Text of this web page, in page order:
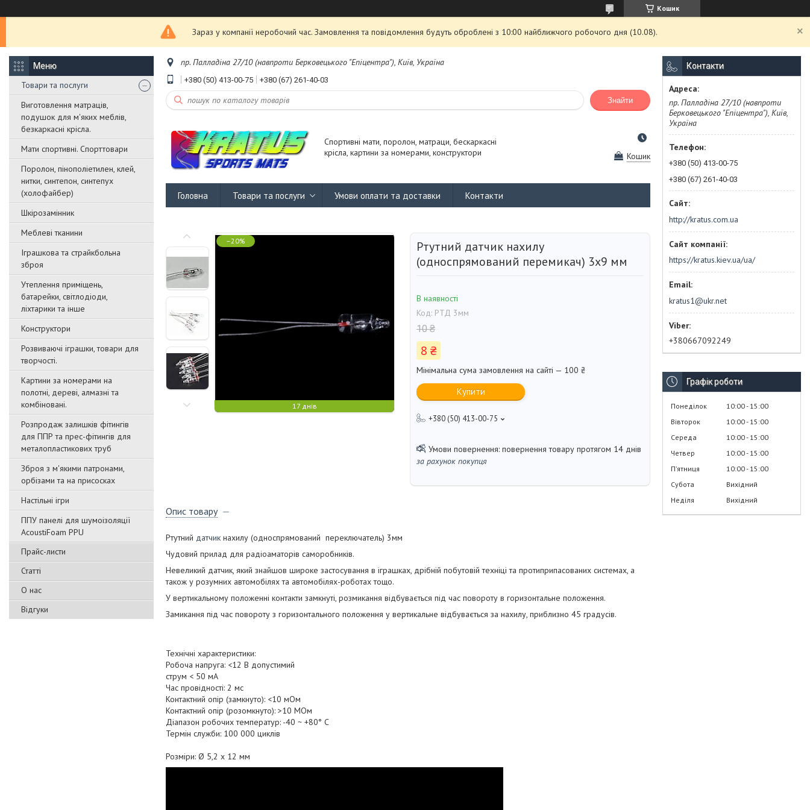
Кошик
Зараз у компанії неробочий час. Замовлення та повідомлення будуть оброблені з 10:00 найближчого робочого дня (10.08).
Товари та послуги
Виготовлення матраців,
подушок для м'яких меблів,
безкаркасні крісла.
Мати спортивні. Спорттовари
Поролон, пінополіетилен, клей,
нитки, синтепон, синтепух
(холофайбер)
Шкірозамінник
Меблеві тканини
Іграшкова та страйкбольна
зброя
Утеплення приміщень,
батарейки, світлодіоди,
ліхтарики та інше
Конструктори
Розвиваючі іграшки, товари для
творчості.
Картини за номерами на
полотні, дереві, алмазні та
комбіновані.
Розпродаж залишків фітингів
для ППР та прес-фітингів для
металопластикових труб
Зброя з м'якими патронами,
орбізами та на присосках
Настільні ігри
ППУ панелі для шумоізоляції
AcoustiFoam PPU
Прайс-листи
Статті
О нас
Відгуки
пр. Палладіна 27/10 (навпроти Берковецького "Епіцентра"), Київ, Україна
+380 (50) 413-00-75 +380 (67) 261-40-03
Знайти
Спортивні мати, поролон, матраци, бескаркасні
крісла, картини за номерами, конструктори
Кошик
Головна Товари та послуги Умови оплати та доставки Контакти
–20%
17 днів
Ртутний датчик нахилу
(односпрямований перемикач) 3х9 мм
В наявності
Код: РТД 3мм
10 ₴
8 ₴
Мінімальна сума замовлення на сайті — 100 ₴
Купити
+380 (50) 413-00-75
повернення товару протягом 14 днів
за рахунок покупця
Опис товару
Ртутний датчик нахилу (односпрямований переключатель) 3мм
Чудовий прилад для радіоаматорів саморобників.
Невеликий датчик, який знайшов широке застосування в іграшках, дрібній побутовій техніці та протиприпасованих системах, а
також у розумних автомобілях та автомобілях-роботах тощо.
У вертикальному положенні контакти замкнуті, розмикання відбувається під час повороту в горизонтальне положення.
Замикання під час повороту з горизонтального положення у вертикальне відбувається за нахилу, приблизно 45 градусів.
Технічні характеристики:
Робоча напруга: <12 В допустимий
струм < 50 мА
Час провідності: 2 мс
Контактний опір (замкнуто): <10 мОм
Контактний опір (розомкнуто): >10 МОм
Діапазон робочих температур: -40 ~ +80° C
Термін служби: 100 000 циклів
Розміри: Ø 5,2 x 12 мм
Контакти
пр. Палладіна 27/10 (навпроти
Берковецького "Епіцентра"), Київ,
Україна
+380 (50) 413-00-75
+380 (67) 261-40-03
http://kratus.com.ua
https://kratus.kiev.ua/ua/
kratus1@ukr.net
+380667092249
Графік роботи
Понеділок 10:00 15:00
Вівторок
10:00 15:00
Середа
10:00 15:00
Четвер
10:00 15:00
Пʼятниця
10:00 15:00
Субота
Вихідний
Неділя
Вихідний